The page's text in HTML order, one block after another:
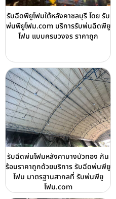
รับฉีดพียูโฟมใต้หลังคาชลบุรี โดย รับ
พ่นพียูโฟม.com บริการรับพ่นฉีดพียู
โฟม แบบครบวงจร ราคาถูก
รับฉีดพ่นโฟมหลังคาบางบัวทอง กัน
ร้อนราคาถูกด้วยบริการ รับฉีดพ่นพียู
โฟม มาตรฐานสากลที่ รับพ่นพียู
โฟม.com